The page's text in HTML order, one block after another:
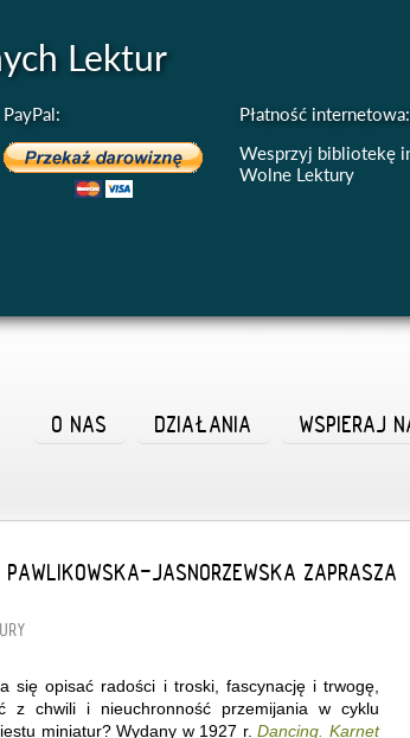
Lektur
PayPal:
Płatność internetowa:
Wesprzyj bibliotekę
Wolne Lektury
WSPIERAJ
DZIAŁANIA
O NAS
JASNORZEWSKA ZAPRASZA
się opisać radości i troski, fascynację i trwogę,
z chwili i nieuchronność przemijania w cyklu
miniatur? Wydany w 1927 r.Dancing. Karnet